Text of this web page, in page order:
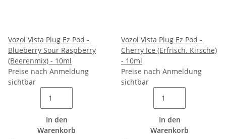
Vozol Vista Plug Ez Pod -
Blueberry Sour Raspberry
(Beerenmix) - 10ml
Preise nach Anmeldung
sichtbar
In den
Warenkorb
Vozol Vista Plug Ez Pod -
Cherry Ice (Erfrisch. Kirsche)
- 10ml
Preise nach Anmeldung
sichtbar
In den
Warenkorb